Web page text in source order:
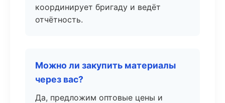
координирует бригаду и ведёт
отчётность.
Можно ли закупить материалы
через вас?
Да, предложим оптовые цены и